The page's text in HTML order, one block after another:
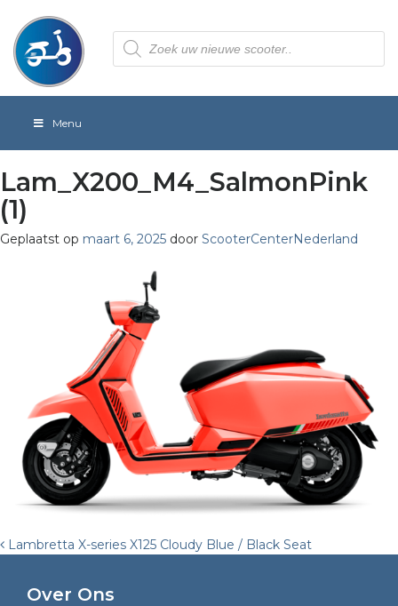
Producten
zoeken
Menu
Lam_X200_M4_SalmonPink
(1)
Geplaatst op maart 6, 2025 door ScooterCenterNederland
Post
navigation
Lambretta X-series X125 Cloudy Blue / Black Seat
Over Ons